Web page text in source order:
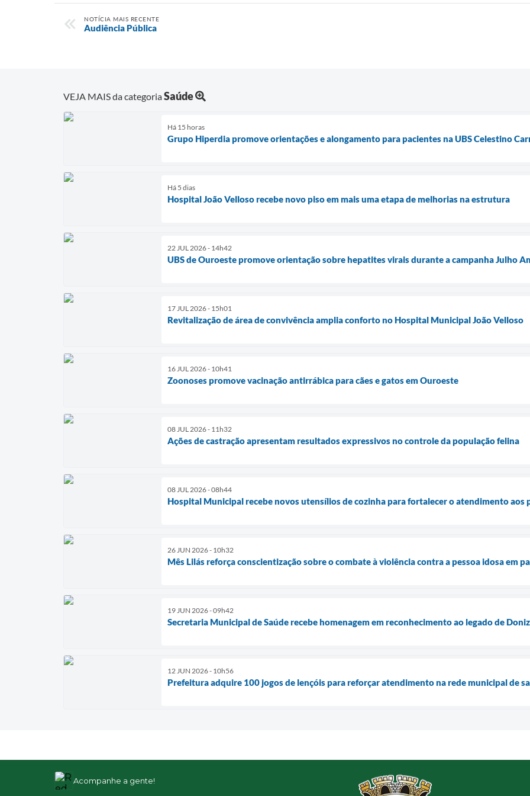
NOTÍCIA MAIS RECENTE
Audiência Pública
VEJA MAIS da categoriaSaúde
Há 15 horas
Grupo Hiperdia promove orientações e alongamento para pacientes na UBS Celestino
Há 5 dias
Hospital João Velloso recebe novo piso em mais uma etapa de melhorias na estrutura
22 JUL 2026 - 14h42
UBS de Ouroeste promove orientação sobre hepatites virais durante a campanha Julho
17 JUL 2026 - 15h01
Revitalização de área de convivência amplia conforto no Hospital Municipal João Velloso
16 JUL 2026 - 10h41
Zoonoses promove vacinação antirrábica para cães e gatos em Ouroeste
08 JUL 2026 - 11h32
Ações de castração apresentam resultados expressivos no controle da população felina
08 JUL 2026 - 08h44
Hospital Municipal recebe novos utensílios de cozinha para fortalecer o atendimento aos
26 JUN 2026 - 10h32
Mês Lilás reforça conscientização sobre o combate à violência contra a pessoa idosa em
19 JUN 2026 - 09h42
Secretaria Municipal de Saúde recebe homenagem em reconhecimento ao legado de
12 JUN 2026 - 10h56
Prefeitura adquire 100 jogos de lençóis para reforçar atendimento na rede municipal de
Acompanhe a gente!